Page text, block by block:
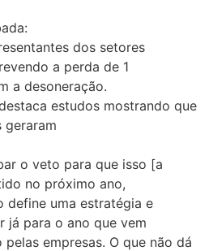
dos setores
a perda de 1
a desoneração.
estudos mostrando que
geraram
o veto para que isso [a
no próximo ano,
define uma estratégia e
já para o ano que vem
empresas. O que não dá